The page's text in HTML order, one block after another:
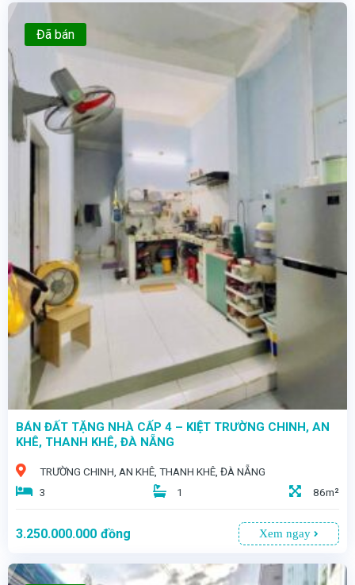
Đã bán
BÁN ĐẤT TẶNG NHÀ CẤP 4 – KIỆT TRƯỜNG CHINH, AN
KHÊ, THANH KHÊ, ĐÀ NẴNG
TRƯỜNG CHINH, AN KHÊ, THANH KHÊ, ĐÀ NẴNG
3
1 86m²
3.250.000.000 đồng Xem ngay